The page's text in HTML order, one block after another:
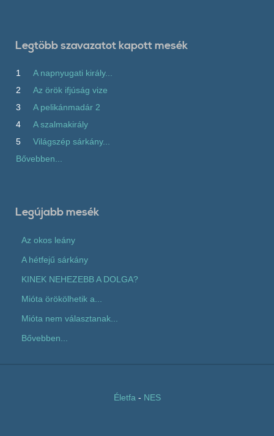
Legtöbb szavazatot kapott mesék
1
A napnyugati király...
2
Az örök ifjúság vize
3
A pelikánmadár 2
4
A szalmakirály
5
Világszép sárkány...
Bővebben...
Legújabb mesék
Az okos leány
A hétfejű sárkány
KINEK NEHEZEBB A DOLGA?
Mióta örökölhetik a...
Mióta nem választanak...
Bővebben...
Életfa - NES